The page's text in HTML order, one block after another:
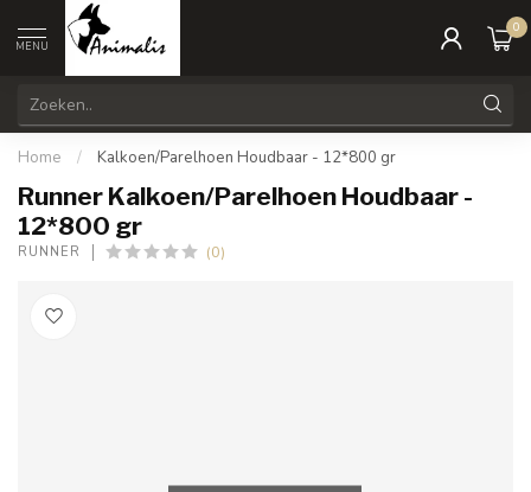
MENU
0
Home / Kalkoen/Parelhoen Houdbaar - 12*800 gr
Runner Kalkoen/Parelhoen Houdbaar -
12*800 gr
RUNNER (0)